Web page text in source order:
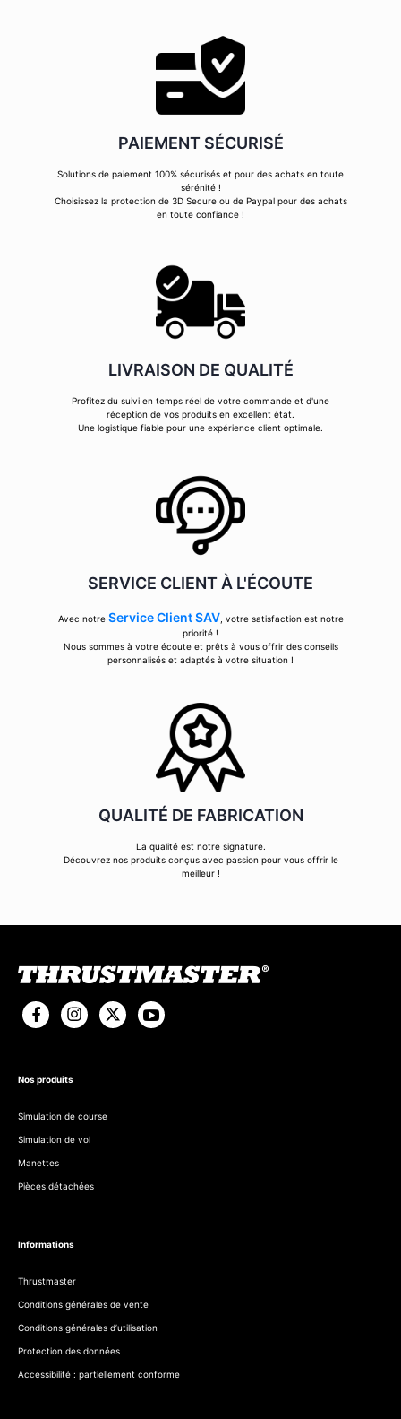
PAIEMENT SÉCURISÉ
Solutions de paiement 100% sécurisés et pour des achats en toute
sérénité !
Choisissez la protection de 3D Secure ou de Paypal pour des achats
en toute confiance !
LIVRAISON DE QUALITÉ
Profitez du suivi en temps réel de votre commande et d'une
réception de vos produits en excellent état.
Une logistique fiable pour une expérience client optimale.
SERVICE CLIENT À L'ÉCOUTE
Avec notre Service Client SAV, votre satisfaction est notre
priorité !
Nous sommes à votre écoute et prêts à vous offrir des conseils
personnalisés et adaptés à votre situation !
QUALITÉ DE FABRICATION
La qualité est notre signature.
Découvrez nos produits conçus avec passion pour vous offrir le
meilleur !
Nos produits
Simulation de course
Simulation de vol
Manettes
Pièces détachées
Informations
Thrustmaster
Conditions générales de vente
Conditions générales d’utilisation
Protection des données
Accessibilité : partiellement conforme